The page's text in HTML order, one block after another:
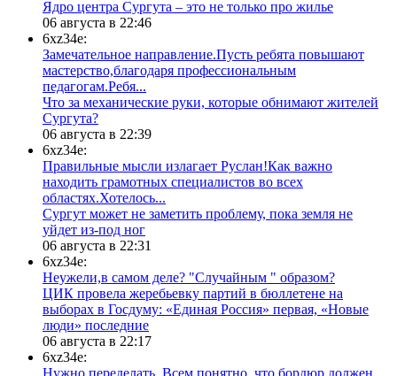
​Ядро центра Сургута ‒ это не только про жилье
06 августа в 22:46
6xz34e:
Замечательное направление.Пусть ребята повышают
мастерство,благодаря профессиональным
педагогам.Ребя...
​Что за механические руки, которые обнимают жителей
Сургута?
06 августа в 22:39
6xz34e:
Правильные мысли излагает Руслан!Как важно
находить грамотных специалистов во всех
областях.Хотелось...
Сургут может не заметить проблему, пока земля не
уйдет из-под ног
06 августа в 22:31
6xz34e:
Неужели,в самом деле? "Случайным " образом?
ЦИК провела жеребьевку партий в бюллетене на
выборах в Госдуму: «Единая Россия» первая, «Новые
люди» последние
06 августа в 22:17
6xz34e:
Нужно переделать. Всем понятно, что бордюр должен